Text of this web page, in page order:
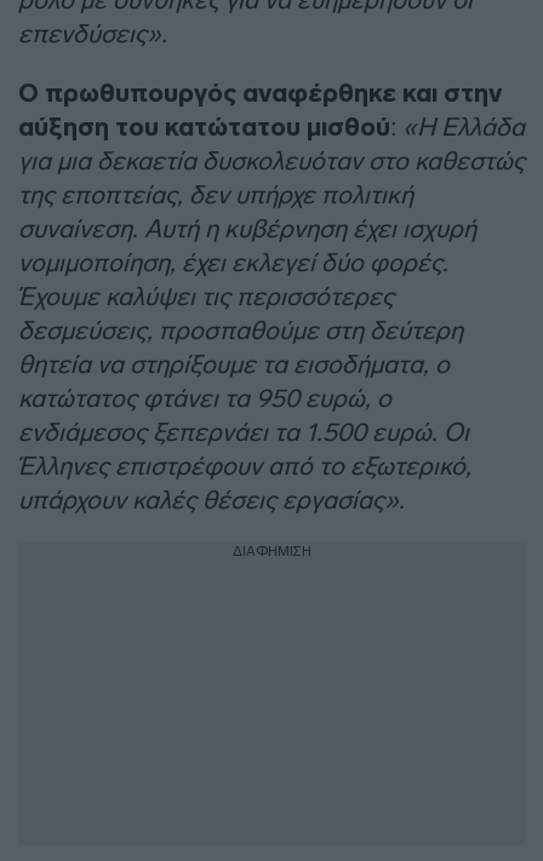
επενδύσεις».
Ο πρωθυπουργός αναφέρθηκε και στην
αύξηση του κατώτατου μισθού: «Η Ελλάδα
για μια δεκαετία δυσκολευόταν στο καθεστώς
της εποπτείας, δεν υπήρχε πολιτική
συναίνεση. Αυτή η κυβέρνηση έχει ισχυρή
νομιμοποίηση, έχει εκλεγεί δύο φορές.
Έχουμε καλύψει τις περισσότερες
δεσμεύσεις, προσπαθούμε στη δεύτερη
θητεία να στηρίξουμε τα εισοδήματα, ο
κατώτατος φτάνει τα 950 ευρώ, ο
ενδιάμεσος ξεπερνάει τα 1.500 ευρώ. Οι
Έλληνες επιστρέφουν από το εξωτερικό,
υπάρχουν καλές θέσεις εργασίας».
ΔΙΑΦΗΜΙΣΗ